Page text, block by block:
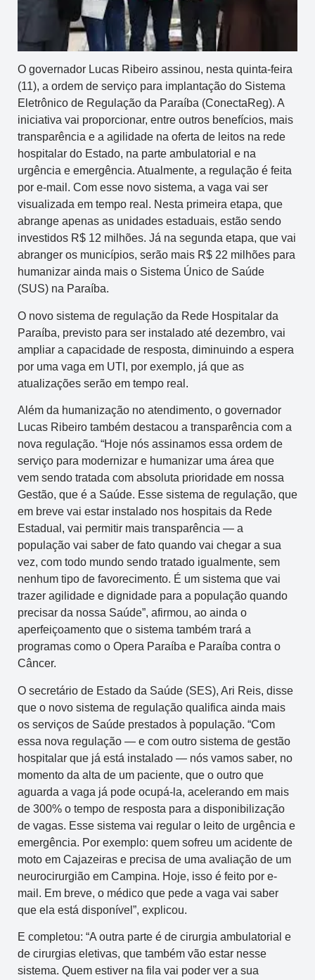
O governador Lucas Ribeiro assinou, nesta quinta-feira
(11), a ordem de serviço para implantação do Sistema
Eletrônico de Regulação da Paraíba (ConectaReg). A
iniciativa vai proporcionar, entre outros benefícios, mais
transparência e a agilidade na oferta de leitos na rede
hospitalar do Estado, na parte ambulatorial e na
urgência e emergência. Atualmente, a regulação é feita
por e-mail. Com esse novo sistema, a vaga vai ser
visualizada em tempo real. Nesta primeira etapa, que
abrange apenas as unidades estaduais, estão sendo
investidos R$ 12 milhões. Já na segunda etapa, que vai
abranger os municípios, serão mais R$ 22 milhões para
humanizar ainda mais o Sistema Único de Saúde
(SUS) na Paraíba.
O novo sistema de regulação da Rede Hospitalar da
Paraíba, previsto para ser instalado até dezembro, vai
ampliar a capacidade de resposta, diminuindo a espera
por uma vaga em UTI, por exemplo, já que as
atualizações serão em tempo real.
Além da humanização no atendimento, o governador
Lucas Ribeiro também destacou a transparência com a
nova regulação. “Hoje nós assinamos essa ordem de
serviço para modernizar e humanizar uma área que
vem sendo tratada com absoluta prioridade em nossa
Gestão, que é a Saúde. Esse sistema de regulação, que
em breve vai estar instalado nos hospitais da Rede
Estadual, vai permitir mais transparência — a
população vai saber de fato quando vai chegar a sua
vez, com todo mundo sendo tratado igualmente, sem
nenhum tipo de favorecimento. É um sistema que vai
trazer agilidade e dignidade para a população quando
precisar da nossa Saúde”, afirmou, ao ainda o
aperfeiçoamento que o sistema também trará a
programas como o Opera Paraíba e Paraíba contra o
Câncer.
O secretário de Estado da Saúde (SES), Ari Reis, disse
que o novo sistema de regulação qualifica ainda mais
os serviços de Saúde prestados à população. “Com
essa nova regulação — e com outro sistema de gestão
hospitalar que já está instalado — nós vamos saber, no
momento da alta de um paciente, que o outro que
aguarda a vaga já pode ocupá-la, acelerando em mais
de 300% o tempo de resposta para a disponibilização
de vagas. Esse sistema vai regular o leito de urgência e
emergência. Por exemplo: quem sofreu um acidente de
moto em Cajazeiras e precisa de uma avaliação de um
neurocirurgião em Campina. Hoje, isso é feito por e-
mail. Em breve, o médico que pede a vaga vai saber
que ela está disponível”, explicou.
E completou: “A outra parte é de cirurgia ambulatorial e
de cirurgias eletivas, que também vão estar nesse
sistema. Quem estiver na fila vai poder ver a sua